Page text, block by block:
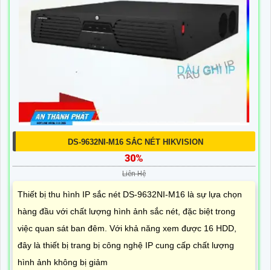
DS-9632NI-M16 SẮC NÉT HIKVISION
30%
Liên Hệ
Thiết bị thu hình IP sắc nét DS-9632NI-M16 là sự lựa chọn
hàng đầu với chất lượng hình ảnh sắc nét, đặc biệt trong
việc quan sát ban đêm. Với khả năng xem được 16 HDD,
đây là thiết bị trang bị công nghệ IP cung cấp chất lượng
hình ảnh không bị giảm